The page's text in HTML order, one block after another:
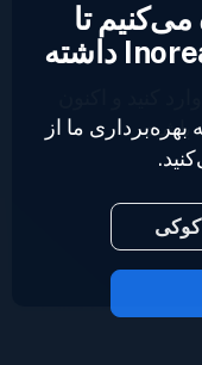
کنید و اکنون
تا
بهترین تجربه را در Inoreader داشته
ما از